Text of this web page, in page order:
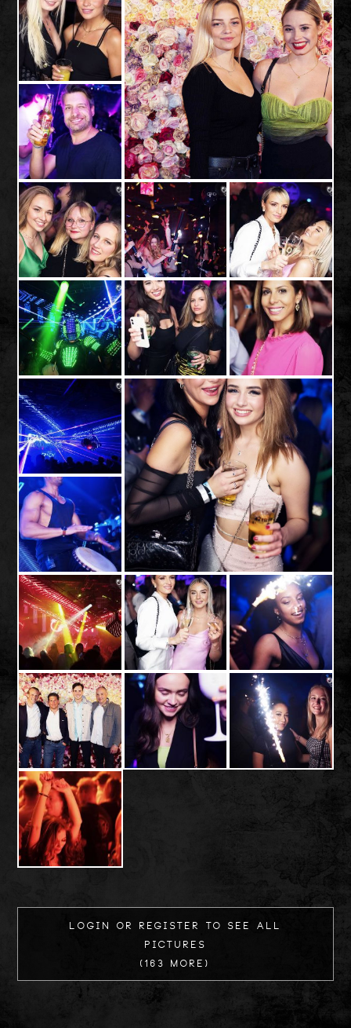
Login or register to see all
Pictures
(163 more)